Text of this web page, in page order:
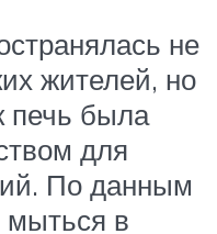
не
жителей, но
печь была
для
По данным
мыться в